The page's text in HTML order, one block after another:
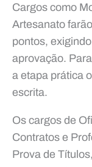
Cargos como
Artesanato
pontos,
aprovação.
a etapa prática
escrita.
Os cargos de
Contratos e
Prova de